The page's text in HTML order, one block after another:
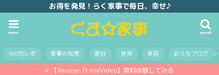
お得を発見！らく家事で毎日、幸せ♪
search
menu
100均レポ 家事の知恵 家計 食育 美容 おうちブログ
【Amazon PrimeVideo】無料体験してみる